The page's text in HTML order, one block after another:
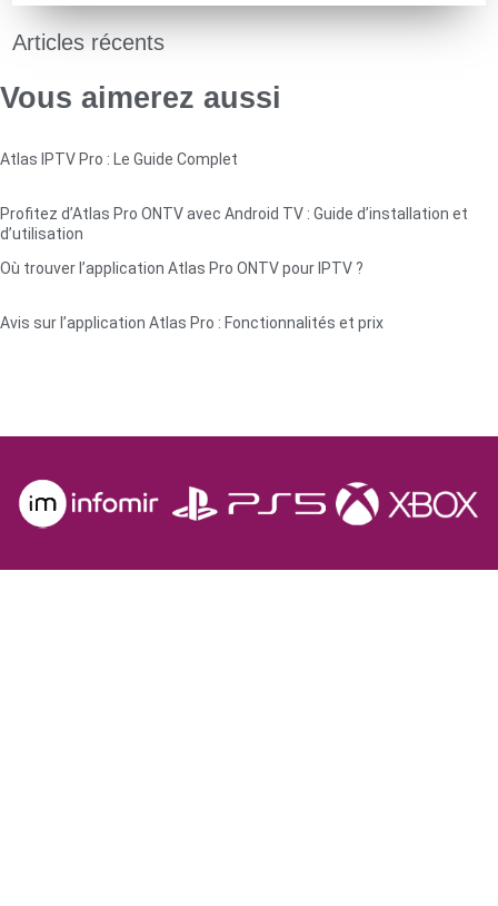
Articles récents
Vous aimerez aussi
Atlas IPTV Pro : Le Guide Complet
Profitez d’Atlas Pro ONTV avec Android TV : Guide d’installation et
d’utilisation
Où trouver l’application Atlas Pro ONTV pour IPTV ?
Avis sur l’application Atlas Pro : Fonctionnalités et prix